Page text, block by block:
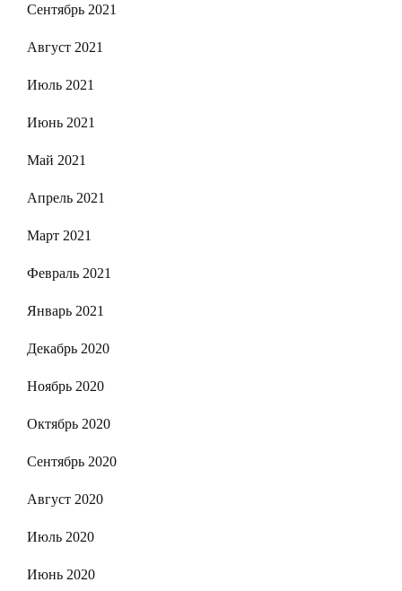
Сентябрь 2021
Август 2021
Июль 2021
Июнь 2021
Май 2021
Апрель 2021
Март 2021
Февраль 2021
Январь 2021
Декабрь 2020
Ноябрь 2020
Октябрь 2020
Сентябрь 2020
Август 2020
Июль 2020
Июнь 2020